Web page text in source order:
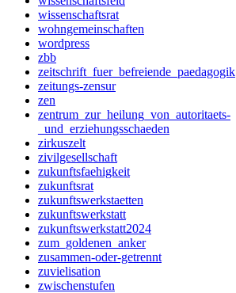
wissenschaftsrat
wohngemeinschaften
wordpress
zbb
zeitschrift_fuer_befreiende_paedagogik
zeitungs-zensur
zen
zentrum_zur_heilung_von_autoritaets-
_und_erziehungsschaeden
zirkuszelt
zivilgesellschaft
zukunftsfaehigkeit
zukunftsrat
zukunftswerkstaetten
zukunftswerkstatt
zukunftswerkstatt2024
zum_goldenen_anker
zusammen-oder-getrennt
zuvielisation
zwischenstufen